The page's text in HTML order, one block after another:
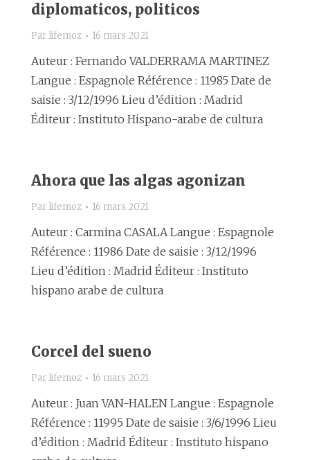
diplomaticos, politicos
Par lifemoz 16 mars 2021
Auteur : Fernando VALDERRAMA MARTINEZ
Langue : Espagnole Référence : 11985 Date de
saisie : 3/12/1996 Lieu d’édition : Madrid
Éditeur : Instituto Hispano-arabe de cultura
Ahora que las algas agonizan
Par lifemoz 16 mars 2021
Auteur : Carmina CASALA Langue : Espagnole
Référence : 11986 Date de saisie : 3/12/1996
Lieu d’édition : Madrid Éditeur : Instituto
hispano arabe de cultura
Corcel del sueno
Par lifemoz 16 mars 2021
Auteur : Juan VAN-HALEN Langue : Espagnole
Référence : 11995 Date de saisie : 3/6/1996 Lieu
d’édition : Madrid Éditeur : Instituto hispano